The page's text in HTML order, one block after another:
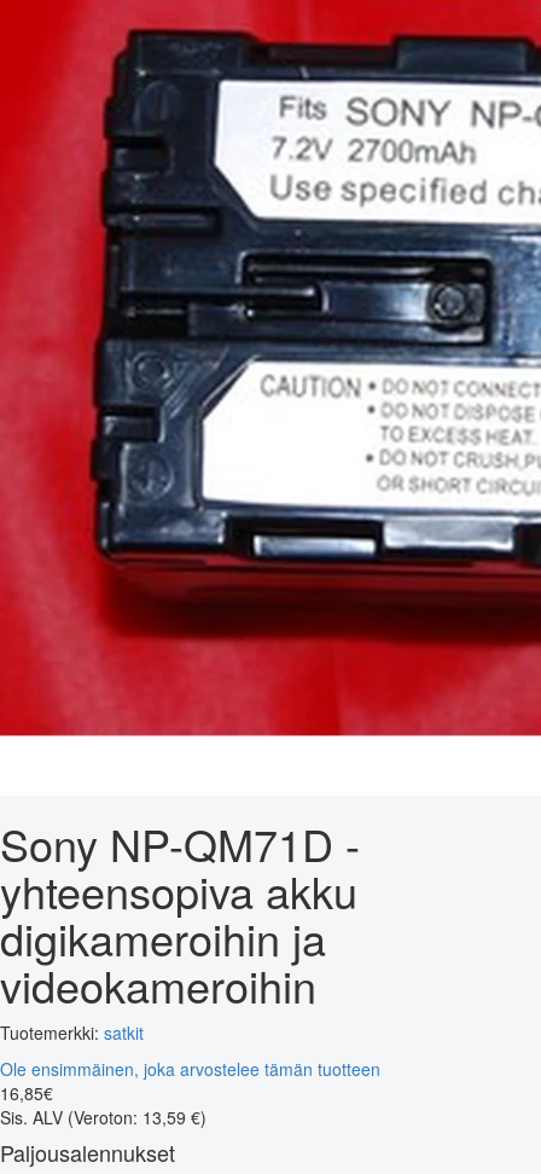
Sony NP-QM71D -
yhteensopiva akku
digikameroihin ja
videokameroihin
Tuotemerkki: satkit
Ole ensimmäinen, joka arvostelee tämän tuotteen
16,85€
Sis. ALV (Veroton: 13,59 €)
Paljousalennukset